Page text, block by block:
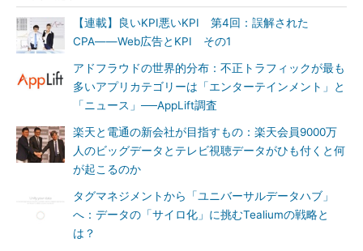
【連載】良いKPI悪いKPI 第4回：誤解された
CPA――Web広告とKPI その1
アドフラウドの世界的分布：不正トラフィックが最も
多いアプリカテゴリーは「エンターテインメント」と
「ニュース」──AppLift調査
楽天と電通の新会社が目指すもの：楽天会員9000万
人のビッグデータとテレビ視聴データがひも付くと何
が起こるのか
タグマネジメントから「ユニバーサルデータハブ」
へ：データの「サイロ化」に挑むTealiumの戦略と
は？